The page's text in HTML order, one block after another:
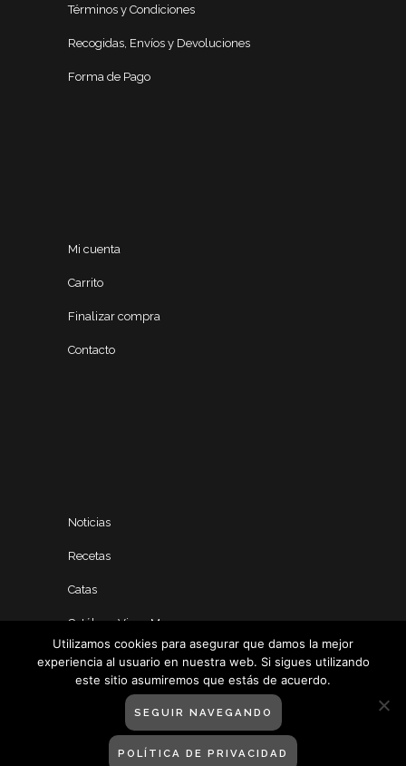
Términos y Condiciones
Recogidas, Envíos y Devoluciones
Forma de Pago
Mi cuenta
Carrito
Finalizar compra
Contacto
Noticias
Recetas
Catas
Catálogo Vinos Manero
Utilizamos cookies para asegurar que damos la mejor
experiencia al usuario en nuestra web. Si sigues utilizando
este sitio asumiremos que estás de acuerdo.
SEGUIR NAVEGANDO
POLÍTICA DE PRIVACIDAD